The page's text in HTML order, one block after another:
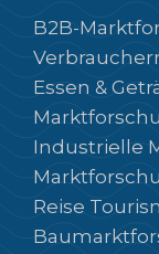
B2B-
Essen &
Industrielle
Reise